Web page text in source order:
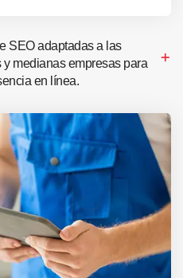
SEO adaptadas a las
medianas empresas para
en línea.